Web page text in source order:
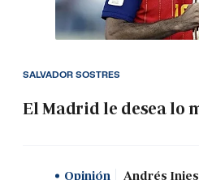
El Madrid le desea lo
SALVADOR SOSTRES
Opinión
Andrés